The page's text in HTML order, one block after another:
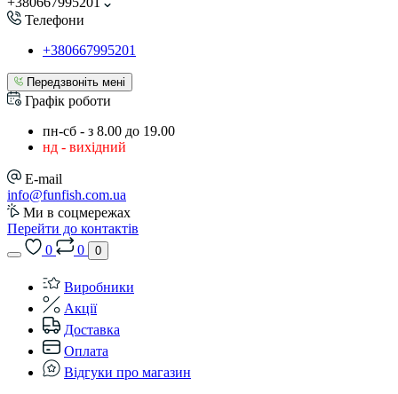
Телефони
+380667995201
Передзвоніть мені
Графік роботи
пн-сб - з 8.00 до 19.00
нд - вихідний
E-mail
info@funfish.com.ua
Ми в соцмережах
Перейти до контактів
0
0 0
Виробники
Акції
Доставка
Оплата
Відгуки про магазин